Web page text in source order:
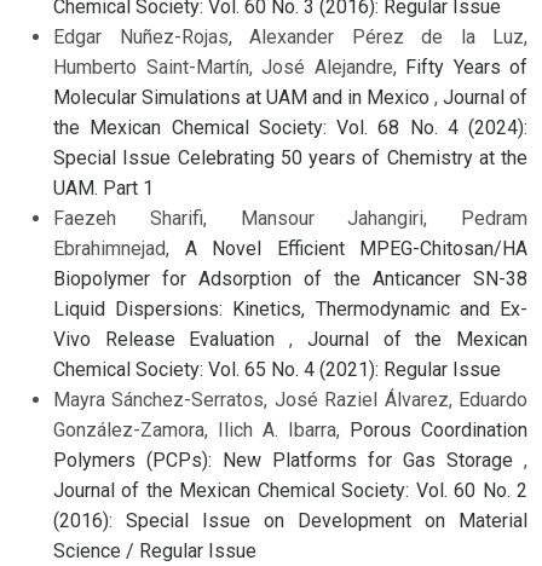
Chemical Society: Vol. 60 No. 3 (2016): Regular Issue
Edgar Nuñez-Rojas, Alexander Pérez de la Luz,
Humberto Saint-Martín, José Alejandre, Fifty Years of
Molecular Simulations at UAM and in Mexico , Journal of
the Mexican Chemical Society: Vol. 68 No. 4 (2024):
Special Issue Celebrating 50 years of Chemistry at the
UAM. Part 1
Faezeh Sharifi, Mansour Jahangiri, Pedram
Ebrahimnejad, A Novel Efficient MPEG-Chitosan/HA
Biopolymer for Adsorption of the Anticancer SN-38
Liquid Dispersions: Kinetics, Thermodynamic and Ex-
Vivo Release Evaluation, Journal of the Mexican
Chemical Society: Vol. 65 No. 4 (2021): Regular Issue
Mayra Sánchez-Serratos, José Raziel Álvarez, Eduardo
González-Zamora, Ilich A. Ibarra, Porous Coordination
Polymers (PCPs): New Platforms for Gas Storage ,
Journal of the Mexican Chemical Society: Vol. 60 No. 2
(2016): Special Issue on Development on Material
Science / Regular Issue